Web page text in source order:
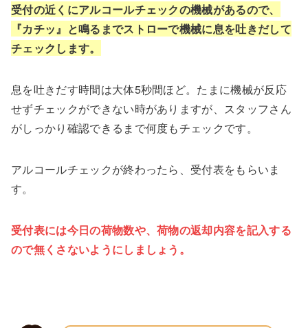
受付の近くにアルコールチェックの機械があるので、
『カチッ』と鳴るまでストローで機械に息を吐きだして
チェックします。
息を吐きだす時間は大体5秒間ほど。たまに機械が反応
せずチェックができない時がありますが、スタッフさん
がしっかり確認できるまで何度もチェックです。
アルコールチェックが終わったら、受付表をもらいま
す。
受付表には今日の荷物数や、荷物の返却内容を記入する
ので無くさないようにしましょう。